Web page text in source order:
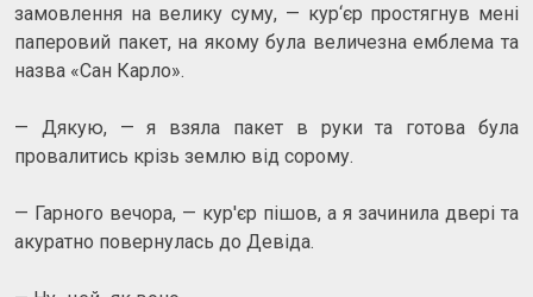
замовлення на велику суму, — кур‘єр простягнув мені
паперовий пакет, на якому була величезна емблема та
назва «Сан Карло».
— Дякую, — я взяла пакет в руки та готова була
провалитись крізь землю від сорому.
— Гарного вечора, — кур'єр пішов, а я зачинила двері та
акуратно повернулась до Девіда.